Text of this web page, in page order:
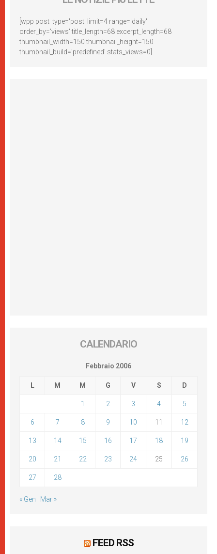
[wpp post_type='post' limit=4 range='daily'
order_by='views' title_length=68 excerpt_length=68
thumbnail_width=150 thumbnail_height=150
thumbnail_build='predefined' stats_views=0]
CALENDARIO
Febbraio 2006
L M M G V S D
1 2 3 4 5
6 7 8 9 10 11 12
13 14 15 16 17 18 19
20 21 22 23 24 25 26
27 28
« Gen Mar »
FEED RSS